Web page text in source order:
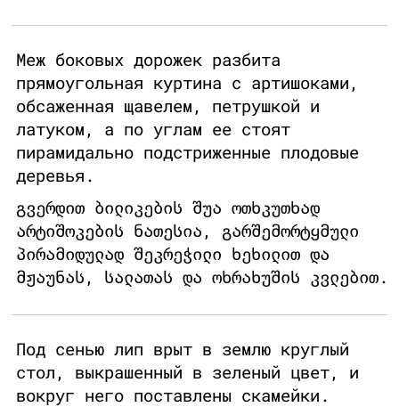
Меж боковых дорожек разбита
прямоугольная куртина с артишоками,
обсаженная щавелем, петрушкой и
латуком, а по углам ее стоят
пирамидально подстриженные плодовые
деревья.
გვერდით ბილიკების შუა ოთხკუთხად
არტიშოკების ნათესია, გარშემორტყმული
პირამიდულად შეკრეჭილი ხეხილით და
მჟაუნას, სალათას და ოხრახუშის კვლებით.
Под сенью лип врыт в землю круглый
стол, выкрашенный в зеленый цвет, и
вокруг него поставлены скамейки.